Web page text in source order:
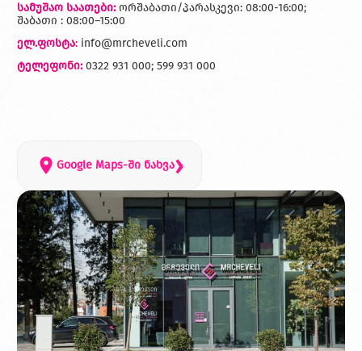
სამუშაო საათები: ორშაბათი/პარასკევი: 08:00-16:00;
შაბათი : 08:00–15:00
ელ.ფოსტა: info@mrcheveli.com
ტელეფონი: 0322 931 000; 599 931 000
Google Maps-ში ნახვა›